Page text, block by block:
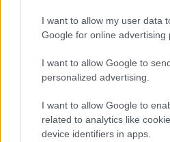
I want to allow my user data
Google for online advertising
I want to allow Google to
personalized advertising.
I want to allow Google to
related to analytics like
device identifiers in apps.
AUTEUR
Julien Durand